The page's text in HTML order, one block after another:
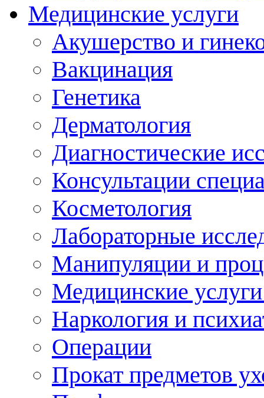
Медицинские услуги
Акушерство и
Вакцинация
Генетика
Дерматология
Диагностические
Консультации
Косметология
Лабораторные
Манипуляции и
Медицинские
Наркология и
Операции
Прокат предметов